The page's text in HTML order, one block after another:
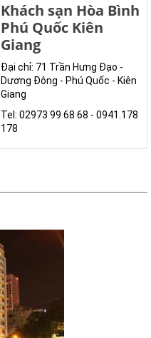
Khách sạn Hòa Bình
Phú Quốc Kiên
Giang
Đại chỉ: 71 Trần Hưng Đạo -
Dương Đông - Phú Quốc - Kiên
Giang
Tel: 02973 99 68 68 - 0941.178
178